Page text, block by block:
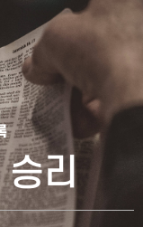
리